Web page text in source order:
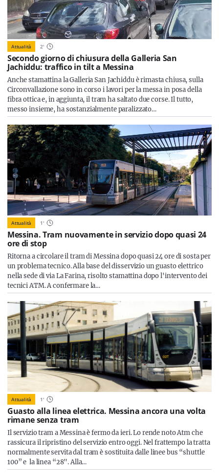
Attualità 2'
Secondo giorno di chiusura della Galleria San
Jachiddu: traffico in tilt a Messina
Anche stamattina la Galleria San Jachiddu è rimasta chiusa, sulla
Circonvallazione sono in corso i lavori per la messa in posa della
fibra ottica e, in aggiunta, il tram ha saltato due corse. Il tutto,
messo insieme, ha sostanzialmente paralizzato…
Attualità 1'
Messina. Tram nuovamente in servizio dopo quasi 24
ore di stop
Ritorna a circolare il tram di Messina dopo quasi 24 ore di sosta per
un problema tecnico. Alla base del disservizio un guasto elettrico
nella sede di via La Farina, risolto stamattina dopo l'intervento dei
tecnici ATM. A confermare la…
Attualità 1'
Guasto alla linea elettrica. Messina ancora una volta
rimane senza tram
Il servizio tram a Messina è fermo da ieri. Lo rende noto Atm che
rassicura il ripristino del servizio entro oggi. Nel frattempo la tratta
normalmente servita dal tram è sostituita dalle linee bus “shuttle
100” e la linea “28". Alla…